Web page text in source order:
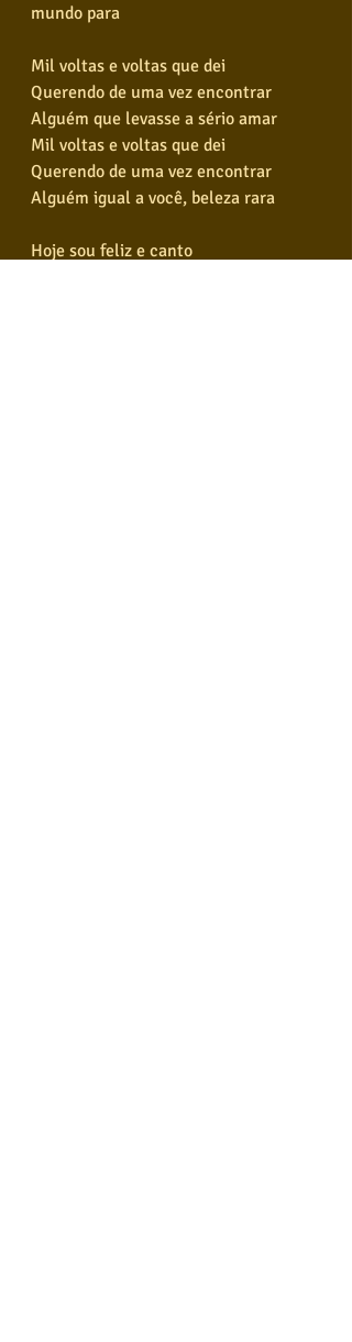
mundo para
Mil voltas e voltas que dei
Querendo de uma vez encontrar
Alguém que levasse a sério amar
Mil voltas e voltas que dei
Querendo de uma vez encontrar
Alguém igual a você, beleza rara
Hoje sou feliz e canto